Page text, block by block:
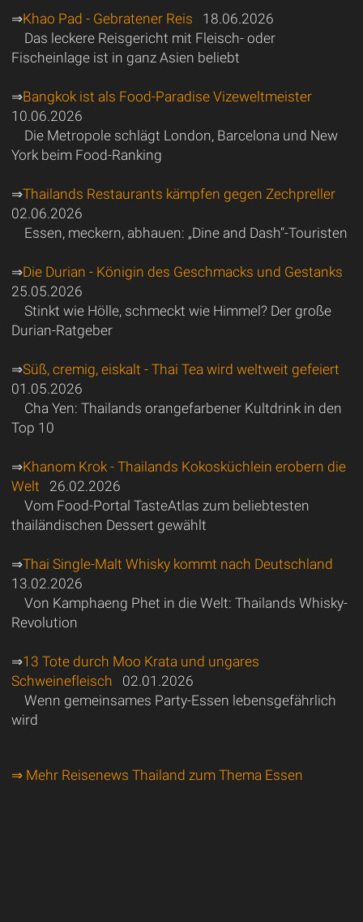
⇒Khao Pad - Gebratener Reis 18.06.2026
Das leckere Reisgericht mit Fleisch- oder
Fischeinlage ist in ganz Asien beliebt
⇒Bangkok ist als Food-Paradise Vizeweltmeister
10.06.2026
Die Metropole schlägt London, Barcelona und New
York beim Food-Ranking
⇒Thailands Restaurants kämpfen gegen Zechpreller
02.06.2026
Essen, meckern, abhauen: „Dine and Dash“-Touristen
⇒Die Durian - Königin des Geschmacks und Gestanks
25.05.2026
Stinkt wie Hölle, schmeckt wie Himmel? Der große
Durian-Ratgeber
⇒Süß, cremig, eiskalt - Thai Tea wird weltweit gefeiert
01.05.2026
Cha Yen: Thailands orangefarbener Kultdrink in den
Top 10
⇒Khanom Krok - Thailands Kokosküchlein erobern die
Welt
26.02.2026
Vom Food-Portal TasteAtlas zum beliebtesten
thailändischen Dessert gewählt
⇒Thai Single-Malt Whisky kommt nach Deutschland
13.02.2026
Von Kamphaeng Phet in die Welt: Thailands Whisky-
Revolution
⇒13 Tote durch Moo Krata und ungares
Schweinefleisch 02.01.2026
Wenn gemeinsames Party-Essen lebensgefährlich
wird
⇒ Mehr Reisenews Thailand zum Thema Essen